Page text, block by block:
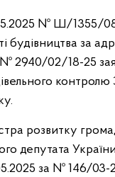
№ Ш/1355/
будівництва за
2940/02/18-25
контролю
розвитку
депутата України
за № 146/03-